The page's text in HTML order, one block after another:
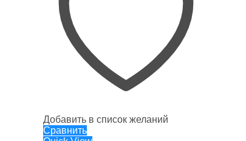
Добавить в список желаний
Сравнить